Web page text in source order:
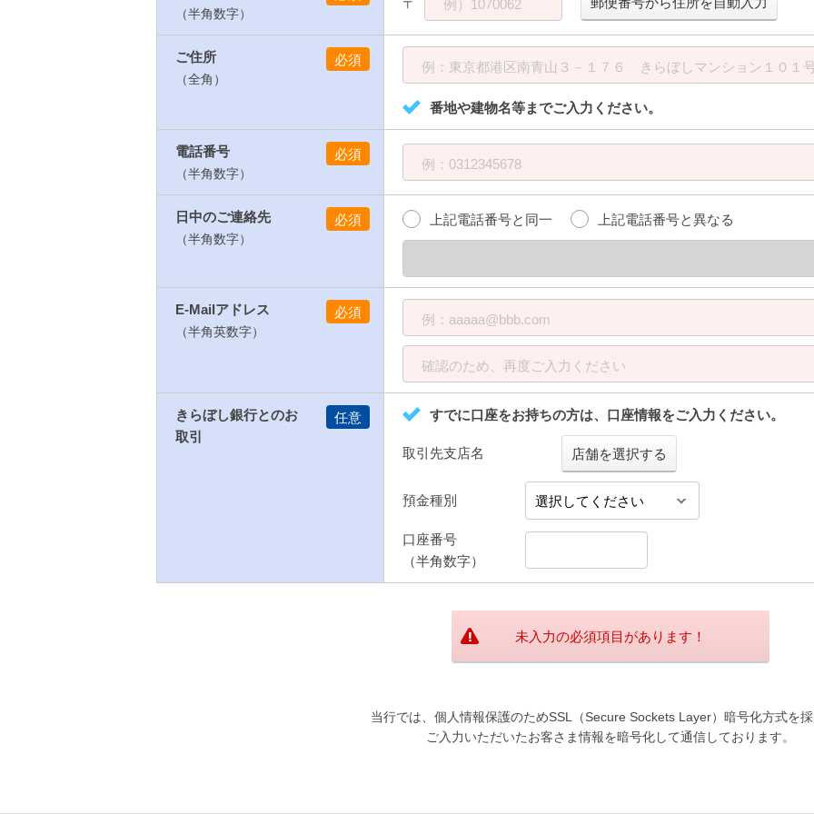
（半角数字）
〒 例）1070062
ご住所
（全角）
例：東京都港区南青山３－１７６ きらぼしマンション１０１
番地や建物名等までご入力ください。
電話番号
（半角数字）
例：0312345678
日中のご連絡先
（半角数字）
上記電話番号と同一 上記電話番号と異なる
E-Mailアドレス
（半角英数字）
例：aaaaa@bbb.com
確認のため、再度ご入力ください
きらぼし銀行とのお
取引
すでに口座をお持ちの方は、口座情報をご入力ください。
取引先支店名 店舗を選択する
預金種別
口座番号
（半角数字）
未入力の必須項目があります！
当行では、個人情報保護のためSSL（Secure Sockets Layer）暗号化方式を
ご入力いただいたお客さま情報を暗号化して通信しております。